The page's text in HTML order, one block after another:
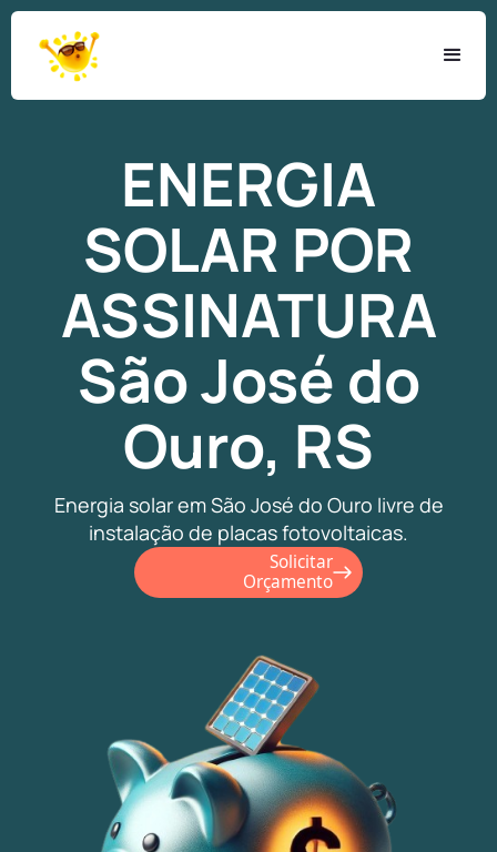
ENERGIA
SOLAR POR
ASSINATURA
São José do
Ouro, RS
Energia solar em São José do Ouro livre de
instalação de placas fotovoltaicas.
Solicitar
Orçamento